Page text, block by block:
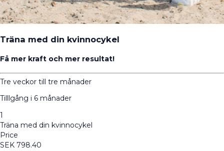
Träna med din kvinnocykel
Få mer kraft och mer resultat!
Tre veckor till tre månader
Tilllgång i 6 månader
1
Träna med din kvinnocykel
Price
SEK 798.40